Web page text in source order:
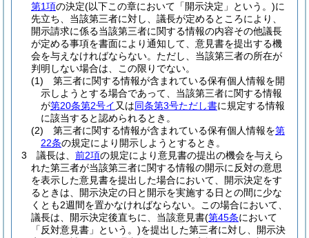
第1項の決定(以下この章において「開示決定」という。)に
先立ち、当該第三者に対し、議長が定めるところにより、
開示請求に係る当該第三者に関する情報の内容その他議長
が定める事項を書面により通知して、意見書を提出する機
会を与えなければならない。 ただし、当該第三者の所在が
判明しない場合は、この限りでない。
(1)
第三者に関する情報が含まれている保有個人情報を開
示しようとする場合であって、当該第三者に関する情報
が第20条第2号イ 又は同条第3号ただし書に規定する情報
に該当すると認められるとき。
(2)
第三者に関する情報が含まれている保有個人情報を第
22条の規定により開示しようとするとき。
3
議長は、 前2項の規定により意見書の提出の機会を与えら
れた第三者が当該第三者に関する情報の開示に反対の意思
を表示した意見書を提出した場合において、開示決定をす
るときは、開示決定の日と開示を実施する日との間に少な
くとも2週間を置かなければならない。
この場合において、
議長は、開示決定後直ちに、当該意見書(第45条において
「反対意見書」という。)を提出した第三者に対し、開示決